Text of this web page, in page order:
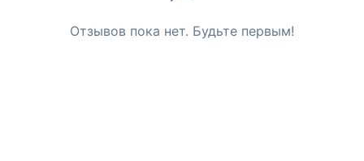
Отзывов пока нет. Будьте первым!